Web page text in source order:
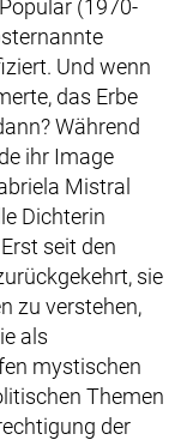
(1970-
Und wenn
das Erbe
Während
ihr Image
Mistral
Dichterin
seit den
sie
zu verstehen,
als
mystischen
Themen
der